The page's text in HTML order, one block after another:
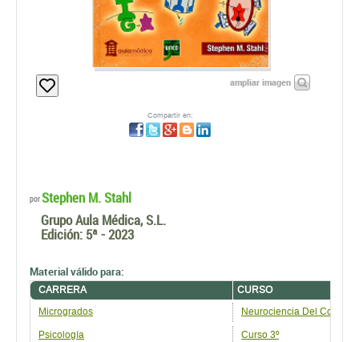
ampliar imagen
Compartir en:
por Stephen M. Stahl
Grupo Aula Médica, S.L.
Edición: 5ª - 2023
Material válido para:
CARRERA
CURSO
Microgrados
Neurociencia Del
Psicología Curso 3º